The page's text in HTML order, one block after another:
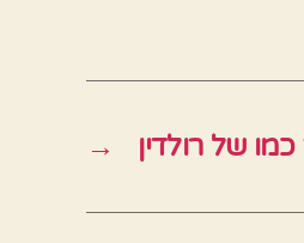
→ של רולדין